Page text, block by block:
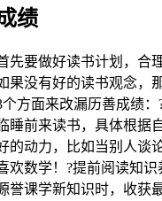
绩
先要做好读书计划，合
果没有好的读书观念，
方面来改漏历善成绩
睡前来读书，具体根据
的动力，比如当别人谈
欢数学！?提前阅读知
誉课学新知识时，收获